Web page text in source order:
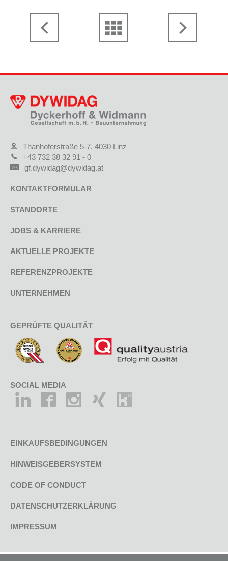
Thanhoferstraße 5-7, 4030 Linz
+43 732 38 32 91 - 0
gf.dywidag@dywidag.at
KONTAKTFORMULAR
STANDORTE
JOBS & KARRIERE
AKTUELLE PROJEKTE
REFERENZPROJEKTE
UNTERNEHMEN
GEPRÜFTE QUALITÄT
SOCIAL MEDIA
EINKAUFSBEDINGUNGEN
HINWEISGEBERSYSTEM
CODE OF CONDUCT
DATENSCHUTZERKLÄRUNG
IMPRESSUM